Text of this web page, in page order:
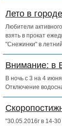
Лето в
Любители
взять в прокат
"Снежинки" в
Внимание: в
В ночь с 3 на 4
Отключение
"30.05.2016г в 14-